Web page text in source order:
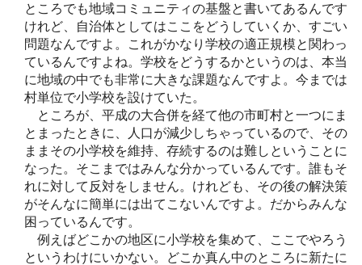
ところでも地域コミュニティの基盤と書いてあるんです
けれど、自治体としてはここをどうしていくか、すごい
問題なんですよ。これがかなり学校の適正規模と関わっ
ているんですよね。学校をどうするかというのは、本当
に地域の中でも非常に大きな課題なんですよ。今までは
村単位で小学校を設けていた。
ところが、平成の大合併を経て他の市町村と一つにま
とまったときに、人口が減少しちゃっているので、その
ままその小学校を維持、存続するのは難しということに
なった。そこまではみんな分かっているんです。誰もそ
れに対して反対をしません。けれども、その後の解決策
がそんなに簡単には出てこないんですよ。だからみんな
困っているんです。
例えばどこかの地区に小学校を集めて、ここでやろう
というわけにいかない。どこか真ん中のところに新たに